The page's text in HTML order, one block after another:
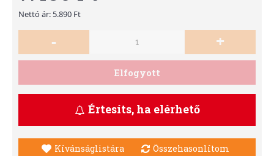
Nettó ár: 5.890 Ft
- +
Elfogyott
Értesíts, ha elérhető
Kívánságlistára Összehasonlítom